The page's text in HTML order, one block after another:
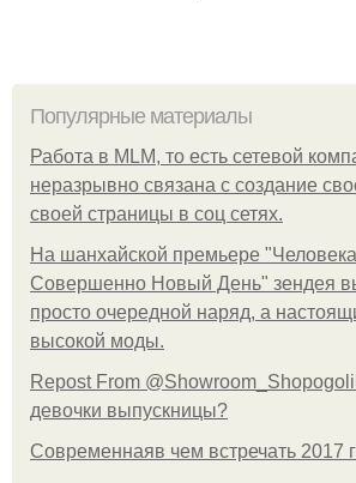
Популярные материалы
Работа в MLM, то есть сетевой
неразрывно связана с создание
своей страницы в соц сетях.
На шанхайской премьере
Совершенно Новый День" зендея
просто очередной наряд, а
высокой моды.
Repost From
девочки выпускницы?
Современнаяв чем встречать 2017